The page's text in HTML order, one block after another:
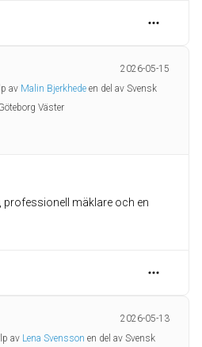
2026-05-15
av Malin Bjerkhede en del av Svensk
Väster
professionell mäklare och en
2026-05-13
av Lena Svensson en del av Svensk